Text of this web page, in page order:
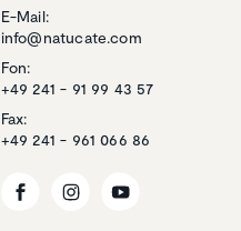
E-Mail:
info@natucate.com
Fon:
+49 241 - 91 99 43 57
Fax:
+49 241 - 961 066 86